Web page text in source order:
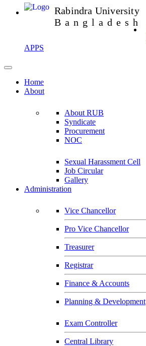
Rabindra University
Bangladesh
APPS
Home
About
About RUB
Syndicate
Procurement
NOC
Sexual Harassment Cell
Job Circular
Gallery
Administration
Vice Chancellor
Pro Vice Chancellor
Treasurer
Registrar
Finance & Accounts
Planning & Development
Exam Controller
Central Library